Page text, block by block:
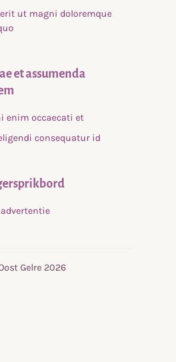
ut magni doloremque
et assumenda
enim occaecati et
consequatur id
Gelre 2026